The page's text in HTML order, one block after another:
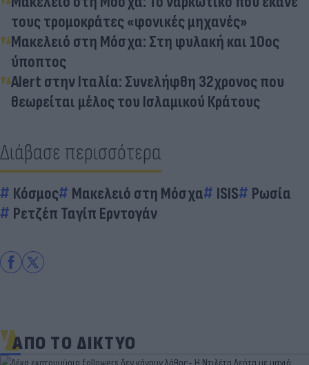
τους τρομοκράτες «φονικές μηχανές»
Μακελειό στη Μόσχα: Στη φυλακή και 10ος
ύποπτος
Alert στην Ιταλία: Συνελήφθη 32χρονος που
θεωρείται μέλος του Ισλαμικού Κράτους
Διάβασε περισσότερα
Κόσμος Μακελειό στη Μόσχα ISIS
Ρωσία
Ρετζέπ Ταγίπ Ερντογάν
ΑΠΟ ΤΟ ΔΙΚΤΥΟ